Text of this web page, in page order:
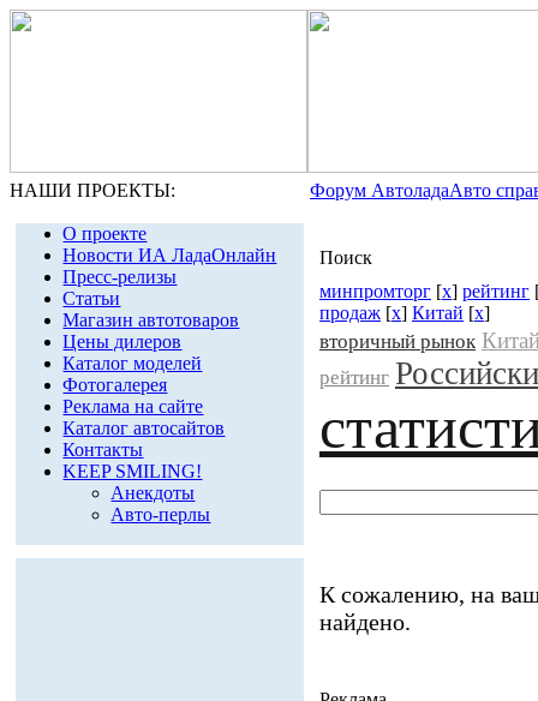
НАШИ ПРОЕКТЫ: Форум АвтоладаАвто
О проекте
Новости ИА ЛадаОнлайн
Пресс-релизы
Статьи
Магазин автотоваров
Цены дилеров
Каталог моделей
Фотогалерея
Реклама на сайте
Каталог автосайтов
Контакты
KEEP SMILING!
Анекдоты
Авто-перлы
Поиск
минпромторг [x] рейтинг
продаж [x] Китай [x]
вторичный рынок
рейтинг
К сожалению, на
найдено.